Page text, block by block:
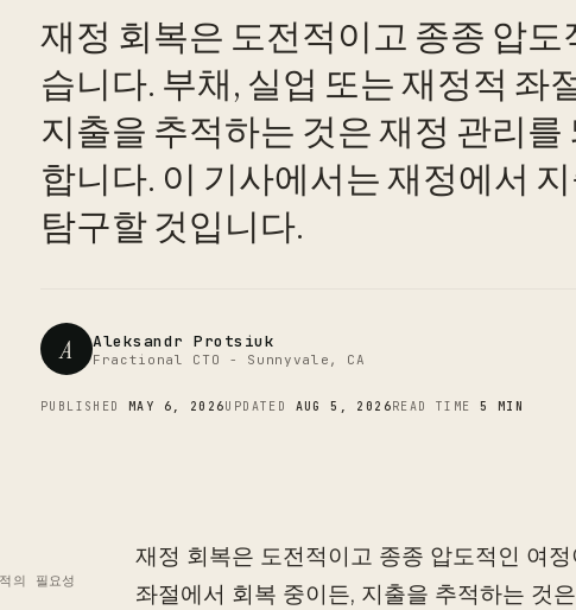
재정 회복은 도전적이고 종종 압도
습니다. 부채, 실업 또는 재정적 좌
지출을 추적하는 것은 재정 관리를
합니다. 이 기사에서는 재정에서
탐구할 것입니다.
A Aleksandr Protsiuk
Fractional CTO - Sunnyvale, CA
PUBLISHED MAY 6, 2026UPDATED AUG 5, 2026READ TIME5 MIN
의 필요성
재정 회복은 도전적이고 종종 압도적인 여
좌절에서 회복 중이든, 지출을 추적하는 것